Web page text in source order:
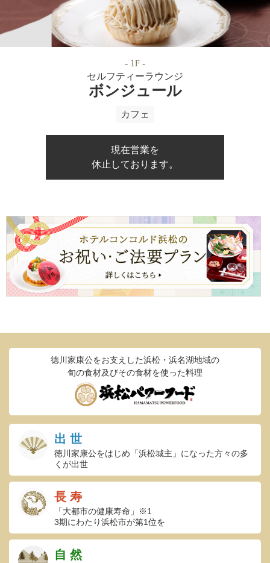
- 1F -
セルフティーラウンジ
ボンジュール
カフェ
現在営業を
休止しております。
徳川家康公をお支えした浜松・浜名湖地域の
旬の食材及びその食材を使った料理
出 世
徳川家康公をはじめ「浜松城主」になった方々の多
くが出世
長 寿
「大都市の健康寿命」※1
3期にわたり浜松市が第1位を
自 然